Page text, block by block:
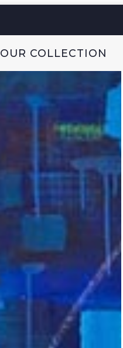
OUR COLLECTION